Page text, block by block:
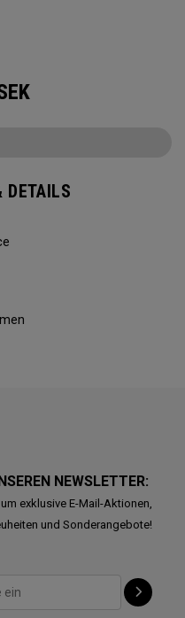
DETAILS
NEWSLETTER:
exklusive E-Mail-Aktionen,
und Sonderangebote!